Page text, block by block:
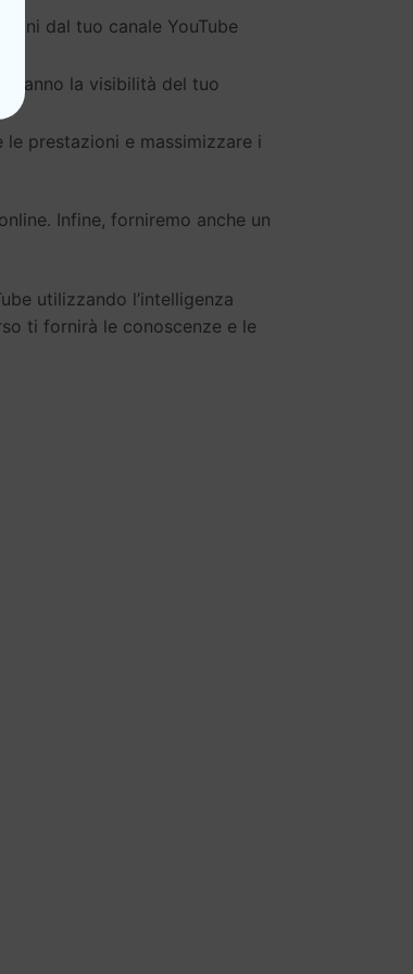
dal tuo canale YouTube
la visibilità del tuo
prestazioni e massimizzare i
Infine, forniremo anche un
utilizzando l’intelligenza
ti fornirà le conoscenze e le